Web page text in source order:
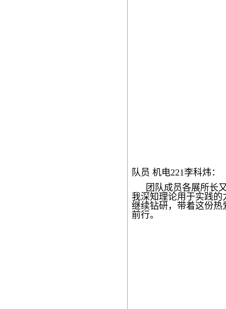
队员 机电221李科炜：
团队成员各展所长
我深知理论用于实践
继续钻研，带着这份
前行。